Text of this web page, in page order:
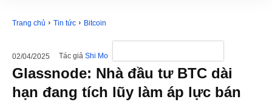
Trang chủ Tin tức Bitcoin
02/04/2025 Tác giả Shi Mo
Glassnode: Nhà đầu tư BTC dài
hạn đang tích lũy làm áp lực bán